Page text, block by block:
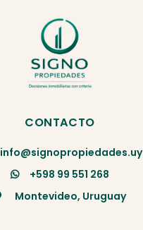
CONTACTO
info@signopropiedades.uy
+598 99 551 268
Montevideo, Uruguay